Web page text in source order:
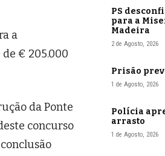
a
de € 205.000
da Ponte
concurso
PS
para a
Madeira
2 de Agosto, 2026
Prisão
1 de Agosto, 2026
Polícia
arrasto
1 de Agosto, 2026